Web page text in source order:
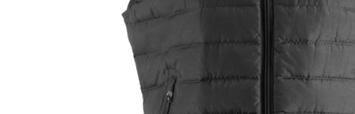
moverte
por
imagen